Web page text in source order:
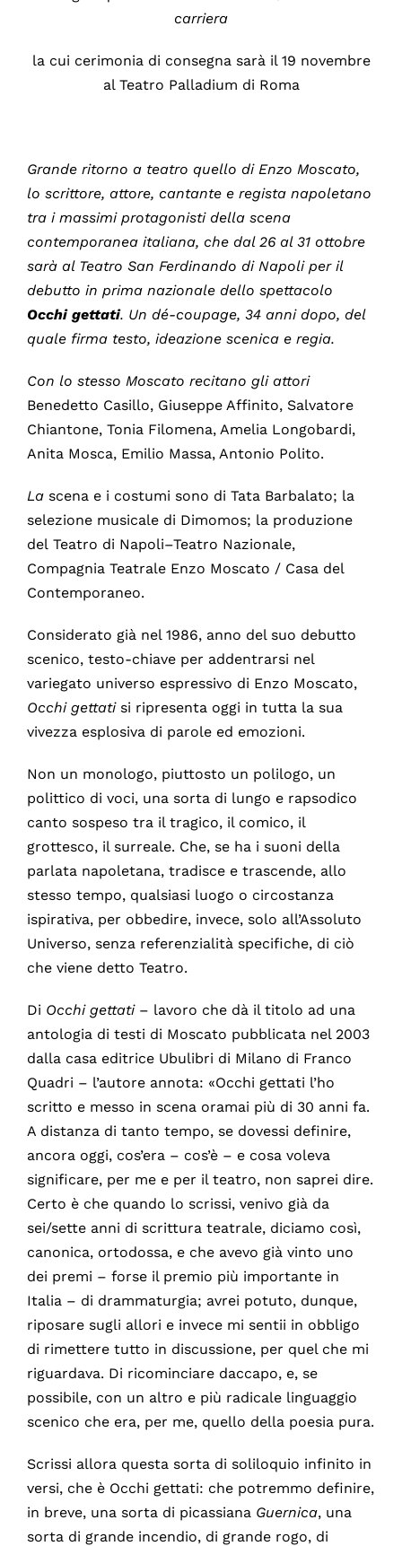
carriera
la cui cerimonia di consegna sarà il 19 novembre
al Teatro Palladium di Roma
Grande ritorno a teatro quello di Enzo Moscato,
lo scrittore, attore, cantante e regista napoletano
tra i massimi protagonisti della scena
contemporanea italiana, che dal 26 al 31 ottobre
sarà al Teatro San Ferdinando di Napoli per il
debutto in prima nazionale dello spettacolo
Occhi gettati. Un dé-coupage, 34 anni dopo, del
quale firma testo, ideazione scenica e regia.
Con lo stesso Moscato recitano gli attori
Benedetto Casillo, Giuseppe Affinito, Salvatore
Chiantone, Tonia Filomena, Amelia Longobardi,
Anita Mosca, Emilio Massa, Antonio Polito.
La scena e i costumi sono di Tata Barbalato; la
selezione musicale di Dimomos; la produzione
del Teatro di Napoli–Teatro Nazionale,
Compagnia Teatrale Enzo Moscato / Casa del
Contemporaneo.
Considerato già nel 1986, anno del suo debutto
scenico, testo-chiave per addentrarsi nel
variegato universo espressivo di Enzo Moscato,
Occhi gettatisi ripresenta oggi in tutta la sua
vivezza esplosiva di parole ed emozioni.
Non un monologo, piuttosto un polilogo, un
polittico di voci, una sorta di lungo e rapsodico
canto sospeso tra il tragico, il comico, il
grottesco, il surreale. Che, se ha i suoni della
parlata napoletana, tradisce e trascende, allo
stesso tempo, qualsiasi luogo o circostanza
ispirativa, per obbedire, invece, solo all’Assoluto
Universo, senza referenzialità specifiche, di ciò
che viene detto Teatro.
Di Occhi gettati– lavoro che dà il titolo ad una
antologia di testi di Moscato pubblicata nel 2003
dalla casa editrice Ubulibri di Milano di Franco
Quadri – l’autore annota: «Occhi gettati l’ho
scritto e messo in scena oramai più di 30 anni fa.
A distanza di tanto tempo, se dovessi definire,
ancora oggi, cos’era – cos’è – e cosa voleva
significare, per me e per il teatro, non saprei dire.
Certo è che quando lo scrissi, venivo già da
sei/sette anni di scrittura teatrale, diciamo così,
canonica, ortodossa, e che avevo già vinto uno
dei premi – forse il premio più importante in
Italia – di drammaturgia; avrei potuto, dunque,
riposare sugli allori e invece mi sentii in obbligo
di rimettere tutto in discussione, per quel che mi
riguardava. Di ricominciare daccapo, e, se
possibile, con un altro e più radicale linguaggio
scenico che era, per me, quello della poesia pura.
Scrissi allora questa sorta di soliloquio infinito in
versi, che è Occhi gettati: che potremmo definire,
in breve, una sorta di picassiana Guernica, una
sorta di grande incendio, di grande rogo, di